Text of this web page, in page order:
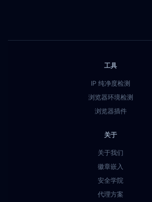
工具
IP 纯净度检测
浏览器环境检测
浏览器插件
关于
关于我们
徽章嵌入
安全学院
代理方案